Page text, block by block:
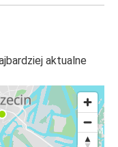
aktualne